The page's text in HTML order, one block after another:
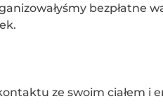
bezpłatne
ze swoim ciałem i